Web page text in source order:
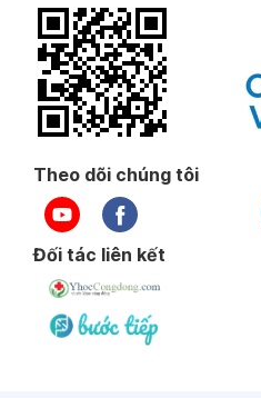
Theo dõi chúng tôi
Đối tác liên kết